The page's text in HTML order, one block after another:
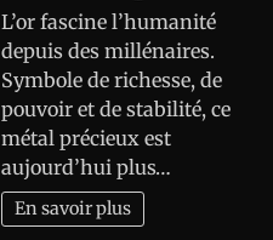
L’or fascine l’humanité
depuis des millénaires.
Symbole de richesse, de
pouvoir et de stabilité, ce
métal précieux est
aujourd’hui plus…
En savoir plus